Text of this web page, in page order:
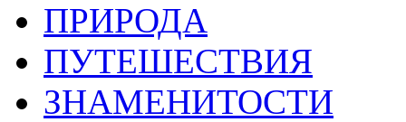
ПРИРОДА
ПУТЕШЕСТВИЯ
ЗНАМЕНИТОСТИ